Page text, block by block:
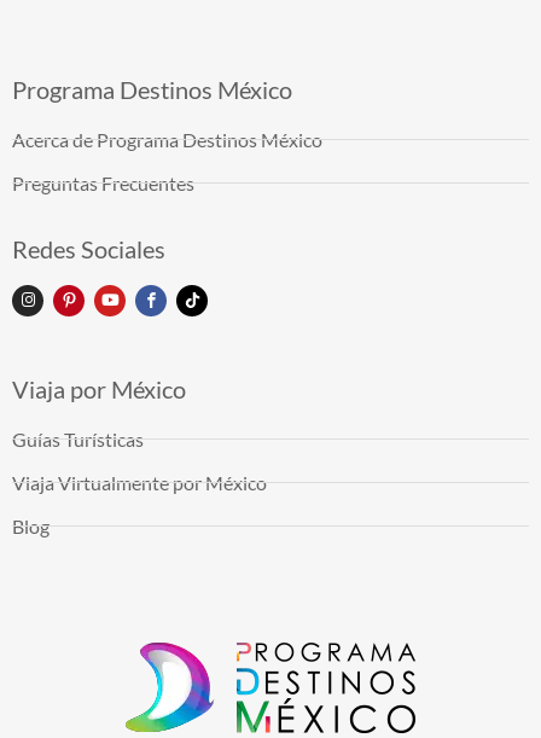
Programa Destinos México
Acerca de Programa Destinos México
Preguntas Frecuentes
Redes Sociales
Viaja por México
Guías Turísticas
Viaja Virtualmente por México
Blog